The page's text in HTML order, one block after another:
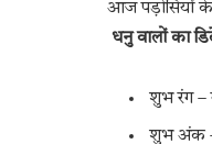
आज पड़ोसियों
धनु वालों का
शुभ रंग –
शुभ अंक